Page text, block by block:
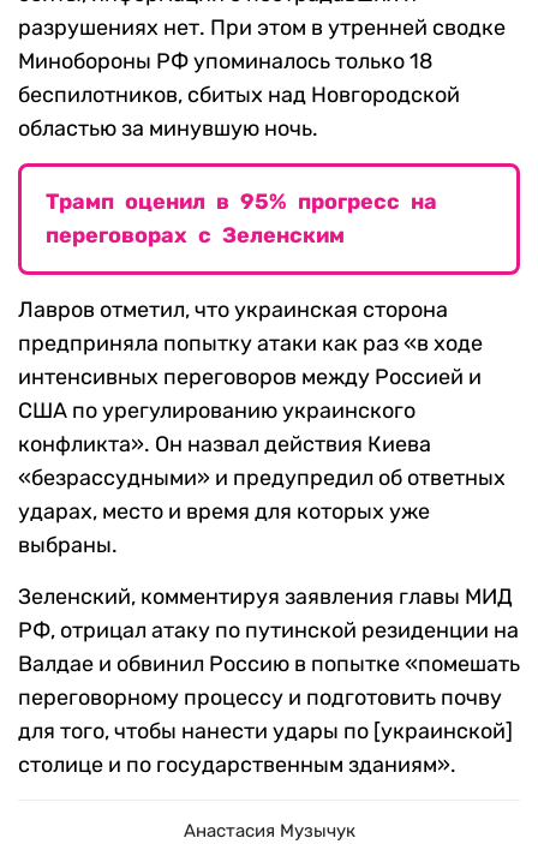
разрушениях нет. При этом в утренней сводке
Минобороны РФ упоминалось только 18
беспилотников, сбитых над Новгородской
областью за минувшую ночь.
Трамп оценил в 95% прогресс на
переговорах с Зеленским
Лавров отметил, что украинская сторона
предприняла попытку атаки как раз «в ходе
интенсивных переговоров между Россией и
США по урегулированию украинского
конфликта». Он назвал действия Киева
«безрассудными» и предупредил об ответных
ударах, место и время для которых уже
выбраны.
Зеленский, комментируя заявления главы МИД
РФ, отрицал атаку по путинской резиденции на
Валдае и обвинил Россию в попытке «помешать
переговорному процессу и подготовить почву
для того, чтобы нанести удары по [украинской]
столице и по государственным зданиям».
Анастасия Музычук